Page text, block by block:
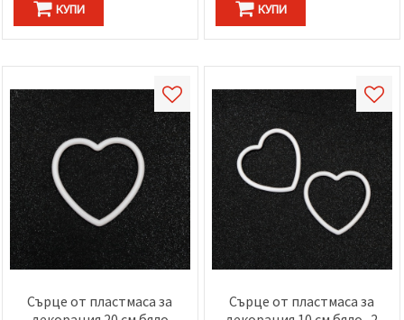
КУПИ КУПИ
Сърце от пластмаса за
Сърце от пластмаса за